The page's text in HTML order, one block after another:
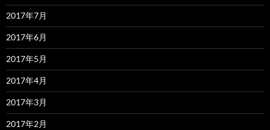
2017年7月
2017年6月
2017年5月
2017年4月
2017年3月
2017年2月